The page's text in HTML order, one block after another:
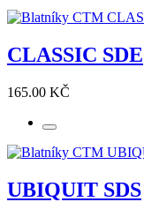
CLASSIC SDE
165.00 KČ
UBIQUIT SDS